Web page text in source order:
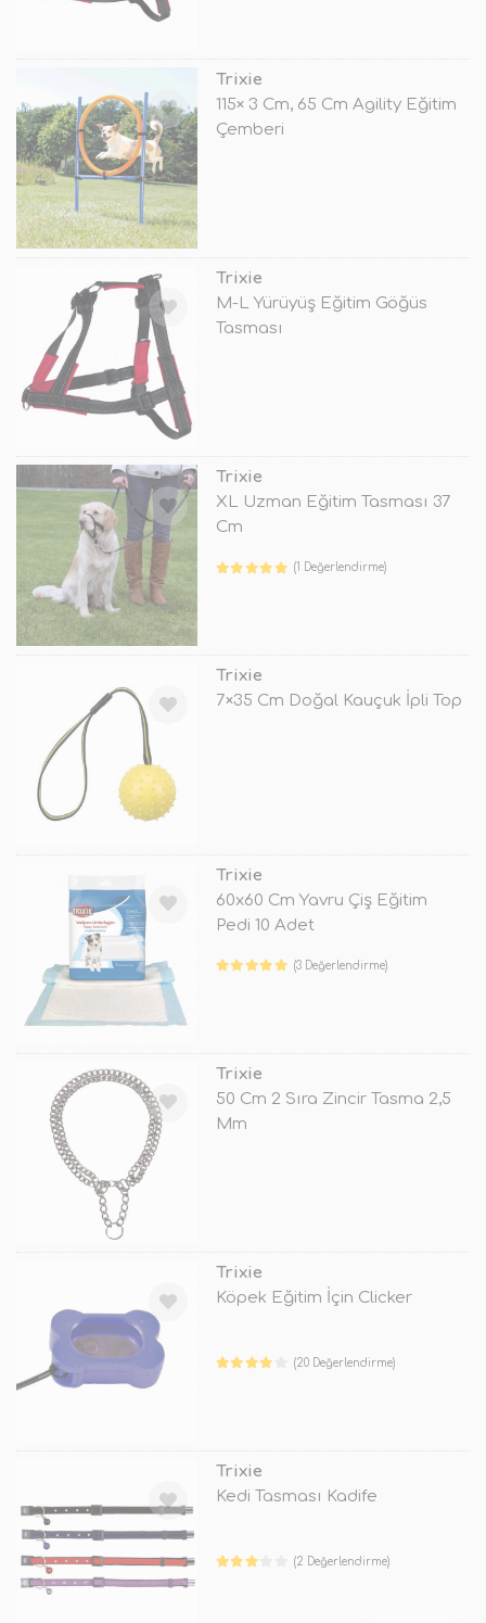
Trixie
115× 3 Cm, 65 Cm Agility Eğitim
Çemberi
Trixie
M-L Yürüyüş Eğitim Göğüs
Tasması
Trixie
XL Uzman Eğitim Tasması 37
Cm
(1 Değerlendirme)
Trixie
7×35 Cm Doğal Kauçuk İpli Top
Trixie
60x60 Cm Yavru Çiş Eğitim
Pedi 10 Adet
(3 Değerlendirme)
Trixie
50 Cm 2 Sıra Zincir Tasma 2,5
Mm
Trixie
Köpek Eğitim İçin Clicker
(20 Değerlendirme)
Trixie
Kedi Tasması Kadife
(2 Değerlendirme)